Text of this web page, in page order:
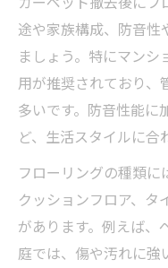
途や家族構成、防音性
ましょう。特にマン
用が推奨されており、
多いです。防音性能に
ど、生活スタイルに合
フローリングの種類に
クッションフロア、タ
があります。例えば、
庭では、傷や汚れに強